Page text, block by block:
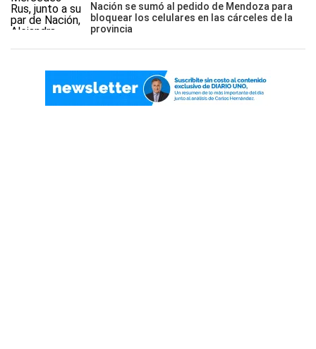
Nación se sumó al pedido de Mendoza para
bloquear los celulares en las cárceles de la
provincia